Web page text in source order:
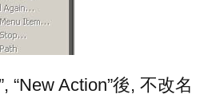
“New Action”後, 不改名